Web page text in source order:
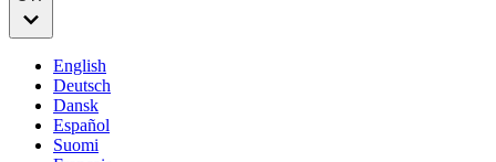
English
Deutsch
Dansk
Español
Suomi